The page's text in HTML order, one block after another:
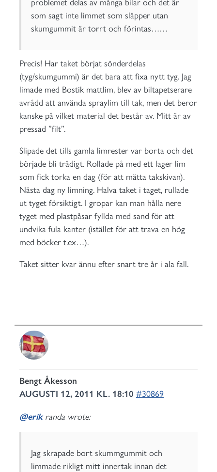
problemet delas av många bilar och det är
som sagt inte limmet som släpper utan
skumgummit är torrt och förintas……
Precis! Har taket börjat sönderdelas
(tyg/skumgummi) är det bara att fixa nytt tyg. Jag
limade med Bostik mattlim, blev av biltapetserare
avrådd att använda spraylim till tak, men det beror
kanske på vilket material det består av. Mitt är av
pressad ”filt”.
Slipade det tills gamla limrester var borta och det
började bli trådigt. Rollade på med ett lager lim
som fick torka en dag (för att mätta takskivan).
Nästa dag ny limning. Halva taket i taget, rullade
ut tyget försiktigt. I gropar kan man hålla nere
tyget med plastpåsar fyllda med sand för att
undvika fula kanter (istället för att trava en hög
med böcker t.ex…).
Taket sitter kvar ännu efter snart tre år i ala fall.
Bengt Åkesson
AUGUSTI 12, 2011 KL. 18:10 #30869
@erikranda wrote:
Jag skrapade bort skummgummit och
limmade rikligt mitt innertak innan det